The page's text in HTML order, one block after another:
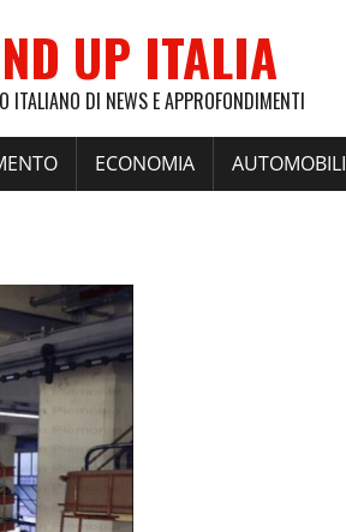
UP ITALIA
ITALIANO DI NEWS E APPROFONDIMENTI
ECONOMIA AUTOMOBILI